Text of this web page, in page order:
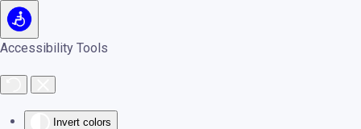
Accessibility Tools
Invert colors
Skip to main content